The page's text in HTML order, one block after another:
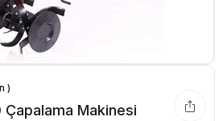
Çapalama Makinesi